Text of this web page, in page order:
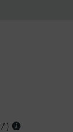
7 )